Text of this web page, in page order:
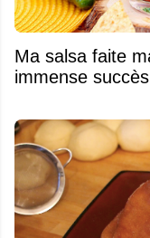
Ma salsa faite
immense succès